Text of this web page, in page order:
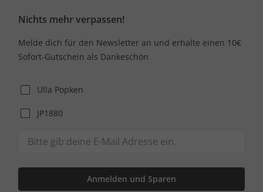
Nichts mehr verpassen!
Melde dich für den Newsletter an und erhalte einen 10€
Sofort-Gutschein als Dankeschön
Ulla Popken
JP1880
Anmelden und Sparen